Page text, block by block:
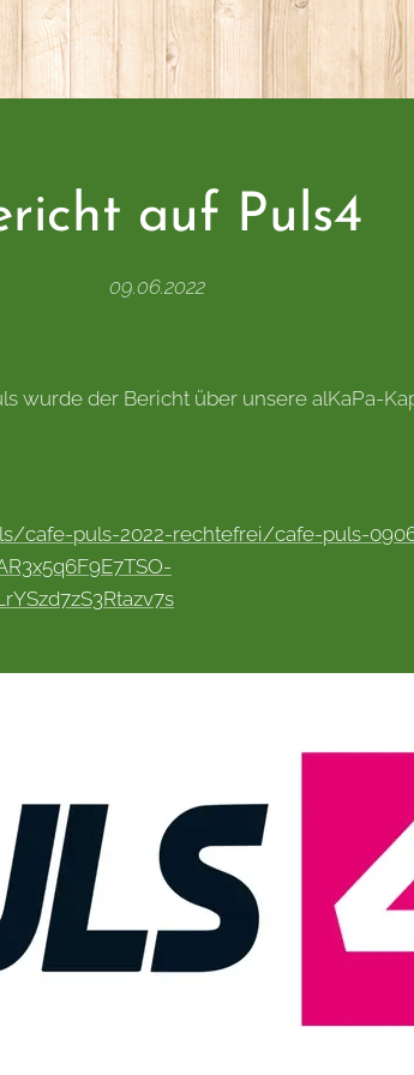
auf Puls4
09.06.2022
wurde der Bericht über unsere alKaPa-
cafe-puls-2022-rechtefrei/cafe-puls-